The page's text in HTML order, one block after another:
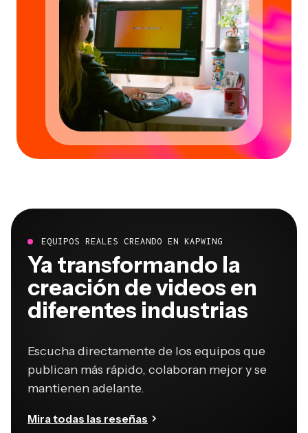
EQUIPOS REALES CREANDO EN KAPWING
Ya transformando la
creación de videos en
diferentes industrias
Escucha directamente de los equipos que
publican más rápido, colaboran mejor y se
mantienen adelante.
Mira todas las reseñas